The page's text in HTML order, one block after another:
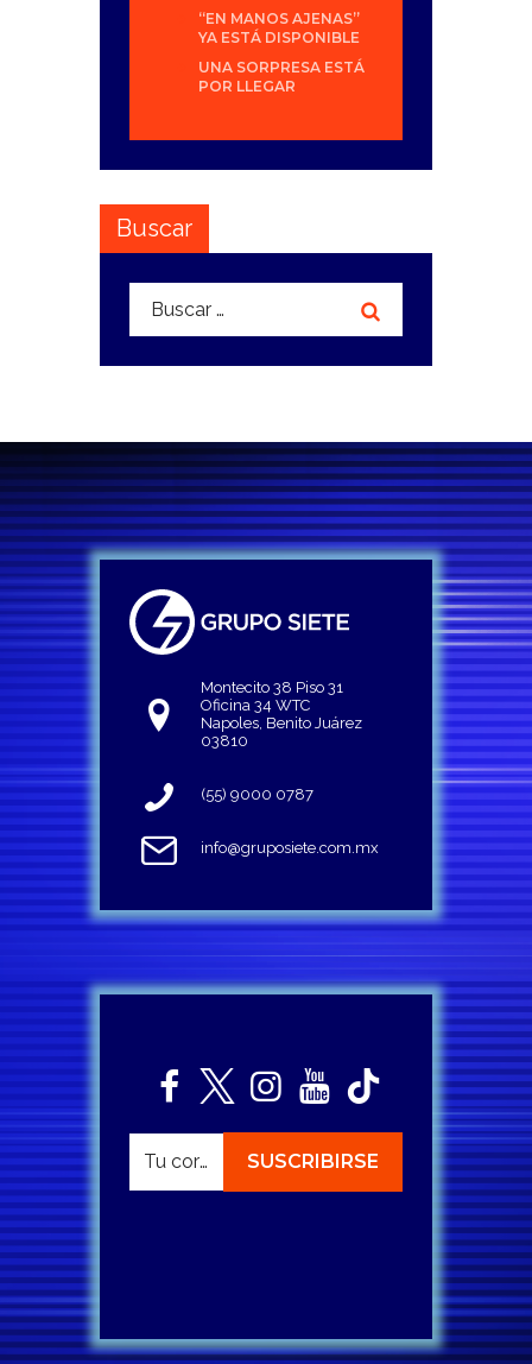
“EN MANOS AJENAS”
YA ESTÁ DISPONIBLE
UNA SORPRESA ESTÁ
POR LLEGAR
Buscar
Buscar:
Montecito 38 Piso 31
Oficina 34 WTC
Napoles, Benito Juárez
03810
(55) 9000 0787
info@gruposiete.com.mx